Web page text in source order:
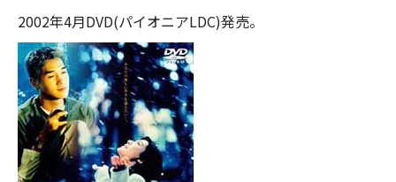
2002年4月DVD(パイオニアLDC)発売。